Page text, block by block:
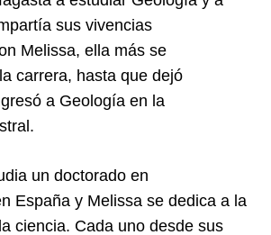
sus vivencias
Melissa, ella más se
carrera, hasta que dejó
a Geología en la
un doctorado en
España y Melissa se dedica a la
ciencia. Cada uno desde sus